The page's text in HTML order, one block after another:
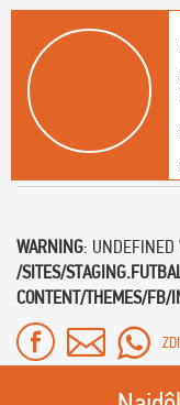
WARNING: UNDEFINED
/SITES/
CONTENT/THEMES/FB/